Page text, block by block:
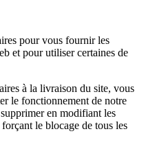
pour vous fournir les
et pour utiliser certaines de
à la livraison du site, vous
le fonctionnement de notre
en modifiant les
le blocage de tous les